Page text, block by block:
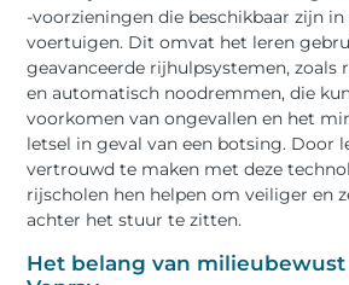
-voorzieningen die beschikbaar zijn
voertuigen. Dit omvat het leren
geavanceerde rijhulpsystemen, zoals
en automatisch noodremmen, die
voorkomen van ongevallen en het
letsel in geval van een botsing. Door
vertrouwd te maken met deze
rijscholen hen helpen om veiliger en
achter het stuur te zitten.
Het belang van